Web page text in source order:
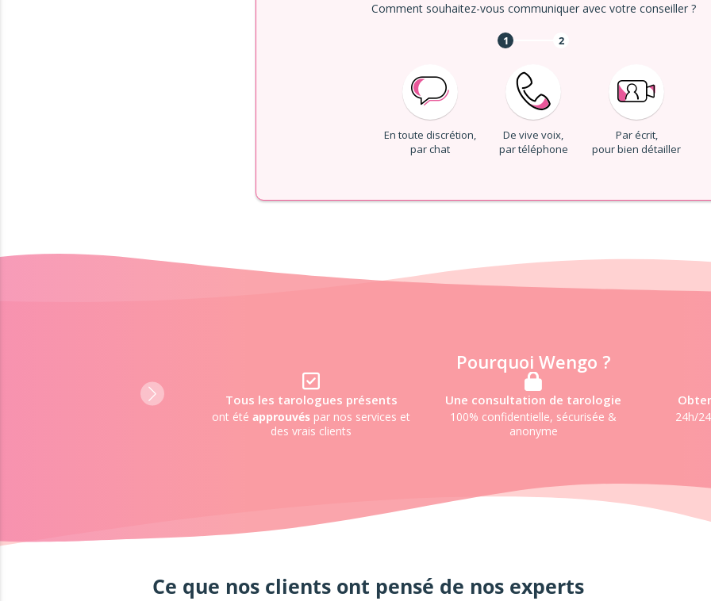
Comment souhaitez-vous communiquer avec votre conseiller ?
1 2
En toute discrétion,
par chat
De vive voix,
par téléphone
Par écrit,
pour bien détailler
Pourquoi Wengo ?
de clients satisfaits Tous les tarologues présents
ont été approuvés par nos services et
des vrais clients
Une consultation de tarologie
100% confidentielle, sécurisée &
anonyme
24h/
Ce que nos clients ont pensé de nos experts